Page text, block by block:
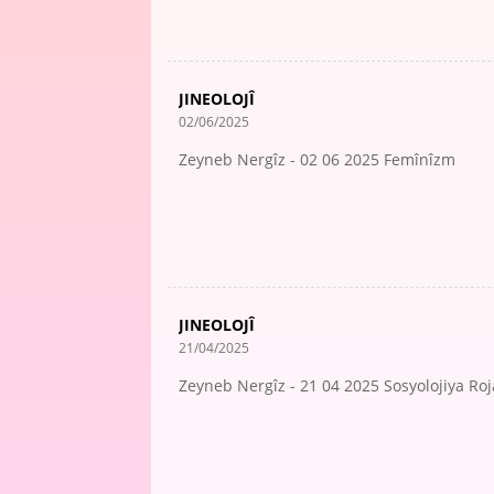
JINEOLOJÎ
02/06/2025
Zeyneb Nergîz - 02 06 2025 Femînîzm
JINEOLOJÎ
21/04/2025
Zeyneb Nergîz - 21 04 2025 Sosyolojiya